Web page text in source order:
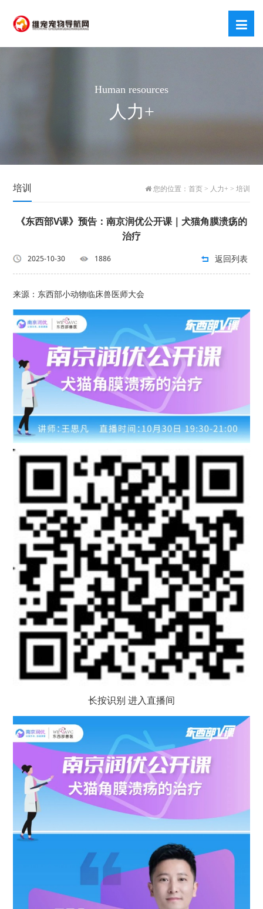
Human resources
人力+
培训 您的位置： 首页> 人力+ > 培训
《东西部V课》预告：南京润优公开课｜犬猫角膜溃疡的
治疗
2025-10-30 1886 返回列表
来源：东西部小动物临床兽医师大会
长按识别 进入直播间